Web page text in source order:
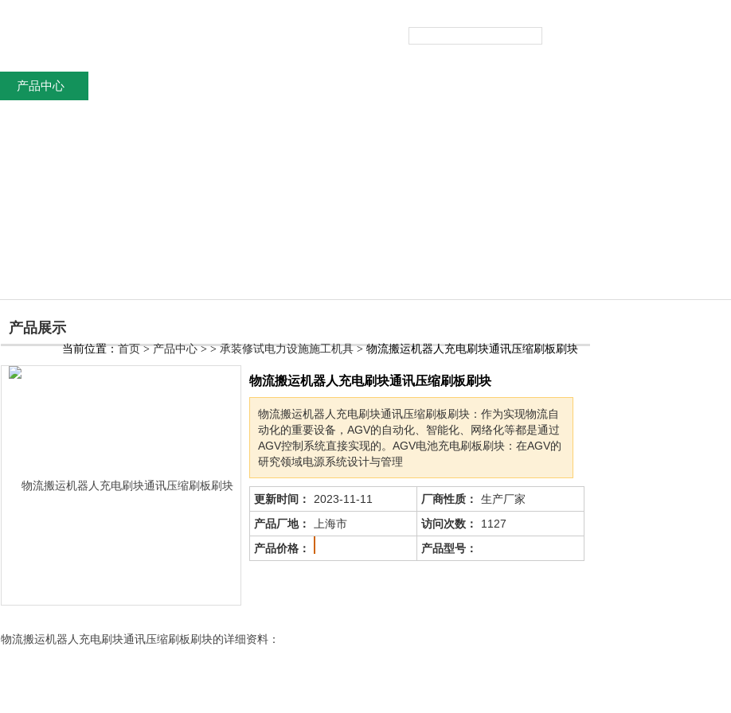
产品中心
产品展示
当前位置：首页>产品中心> >承装修试电力设施施工机具> 物流搬运机器人充电刷块通讯压缩刷板刷块
物流搬运机器人充电刷块通讯压缩刷板刷块
物流搬运机器人充电刷块通讯压缩刷板刷块：作为实现物流自
动化的重要设备，AGV的自动化、智能化、网络化等都是通过
AGV控制系统直接实现的。AGV电池充电刷板刷块：在AGV的
研究领域电源系​统设计与管理
更新时间： 2023-11-11 厂商性质：
生产厂家
产品厂地：
上海市 访问次数：
1127
产品价格：
产品型号：
物流搬运机器人充电刷块通讯压缩刷板刷块的详细资料：